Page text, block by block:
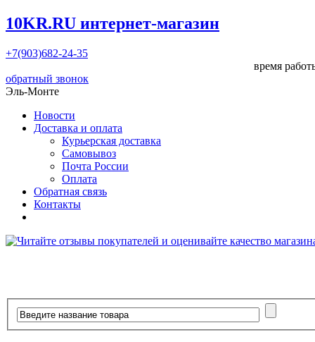
10KR.RU интернет-магазин
+7(903)682-24-35
время
обратный звонок
Эль-Монте
Новости
Доставка и оплата
Курьерская доставка
Самовывоз
Почта России
Оплата
Обратная связь
Контакты